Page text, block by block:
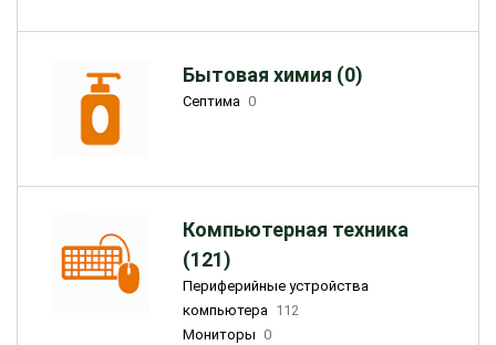
Бытовая химия (0)
Септима 0
Компьютерная техника
(121)
Периферийные устройства
компьютера 112
Мониторы 0